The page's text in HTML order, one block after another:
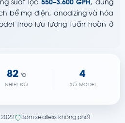
suất lọc 550–3.600 GPH, dùng
bể mạ điện, anodizing và hóa
theo lưu lượng tuần hoàn ở
82 °C
NHIỆT ĐỘ
4
SỐ MODEL
Bơm sealless không phốt